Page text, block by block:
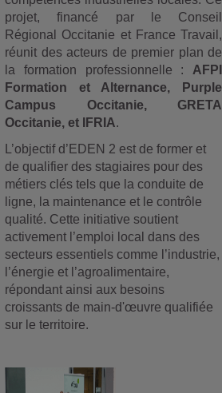
projet, financé par le Conseil
Régional Occitanie et France Travail,
réunit des acteurs de premier plan de
la formation professionnelle : AFPI
Formation et Alternance, Purple
Campus Occitanie, GRETA
Occitanie, et IFRIA.
L’objectif d’EDEN 2 est de former et
de qualifier des stagiaires pour des
métiers clés tels que la conduite de
ligne, la maintenance et le contrôle
qualité. Cette initiative soutient
activement l’emploi local dans des
secteurs essentiels comme l’industrie,
l’énergie et l’agroalimentaire,
répondant ainsi aux besoins
croissants de main-d'œuvre qualifiée
sur le territoire.